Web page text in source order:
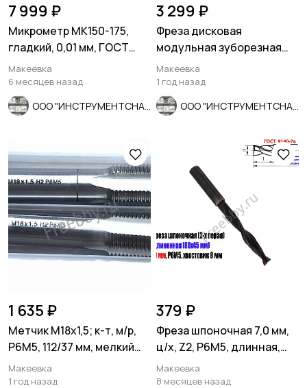
7 999 ₽
Микрометр МК150-175,
гладкий, 0,01 мм, ГОСТ
6507-90, СССР.
Макеевка
6 месяцев назад
3 299 ₽
Фреза дисковая
модульная зуборезная
М0,8; Р6М5, 20°, Z12, к-т 8
шт
Макеевка
1 год назад
1 635 ₽
Метчик М18х1,5; к-т, м/р,
Р6М5, 112/37 мм, мелкий
шаг, шлифованный, ГО
Макеевка
1 год назад
379 ₽
Фреза шпоночная 7,0 мм,
ц/х, Z2, Р6М5, длинная,
80/40 мм, внутризав.
Макеевка
8 месяцев назад